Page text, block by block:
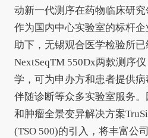
动新一代测序在药物临床研
作为国内中心实验室的标杆
助下，无锡观合医学检验所
NextSeqTM 550Dx两款测序
学，可为申办方和患者提供病
伴随诊断等众多实验室服务
和肿瘤全景变异解决方案
(TSO 500)的引入，将丰富公